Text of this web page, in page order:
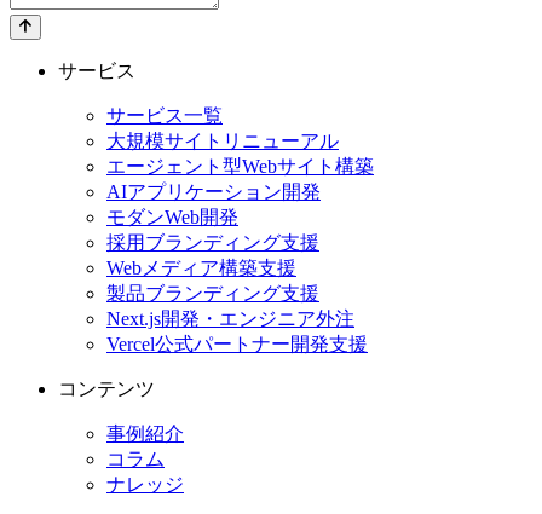
サービス
サービス一覧
大規模サイトリニューアル
エージェント型Webサイト構築
AIアプリケーション開発
モダンWeb開発
採用ブランディング支援
Webメディア構築支援
製品ブランディング支援
Next.js開発・エンジニア外注
Vercel公式パートナー開発支援
コンテンツ
事例紹介
コラム
ナレッジ